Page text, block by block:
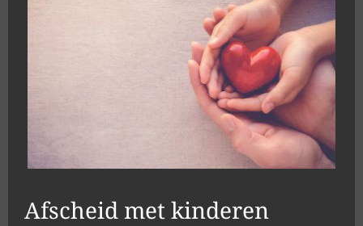
Afscheid met kinderen